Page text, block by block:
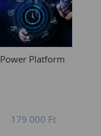
Power Platform
179 000 Ft